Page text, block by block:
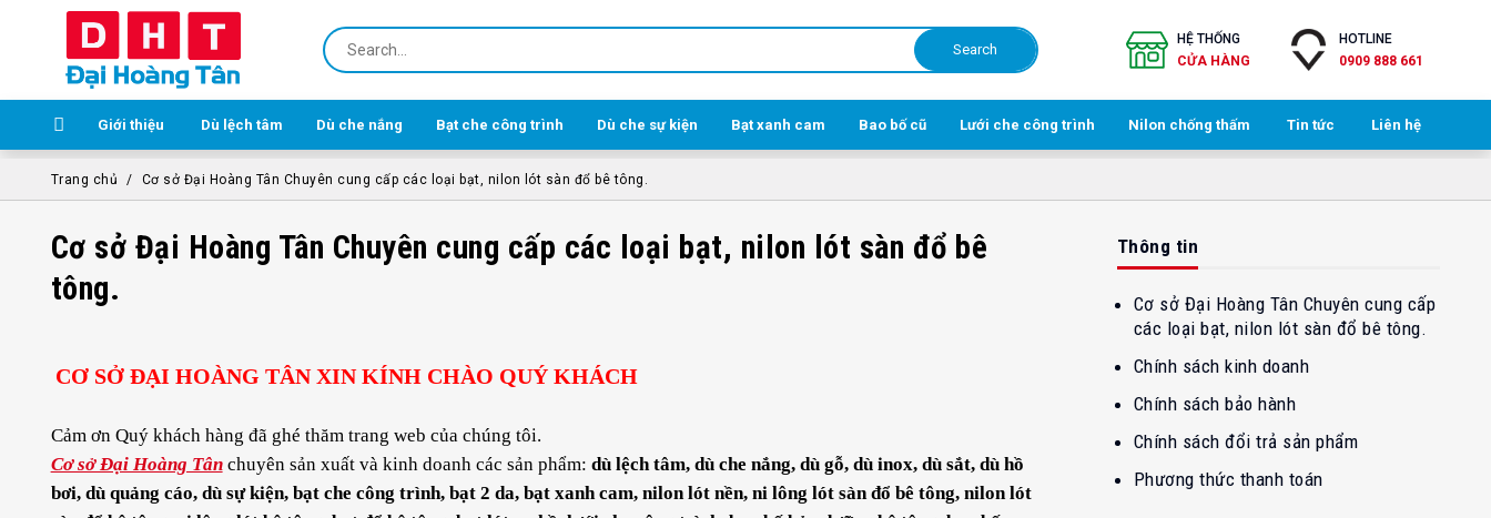
Search
HỆ THỐNG
CỬA HÀNG
HOTLINE
0909 888 661
Giới thiệu Dù lệch tâm Dù che nắng Bạt che công trình Dù che sự kiện Bạt xanh cam Bao bố cũ Lưới che công trình Nilon chống thấm Tin tức Liên hệ
Trang chủ Cơ sở Đại Hoàng Tân Chuyên cung cấp các loại bạt, nilon lót sàn đổ bê tông.
Cơ sở Đại Hoàng Tân Chuyên cung cấp các loại bạt, nilon lót sàn đổ bê
tông.
CƠ SỞ ĐẠI HOÀNG TÂN XIN KÍNH CHÀO QUÝ KHÁCH
Cảm ơn Quý khách hàng đã ghé thăm trang web của chúng tôi.
Cơ sở Đại Hoàng Tânchuyên sản xuất và kinh doanh các sản phẩm: dù lệch tâm, dù che nắng, dù gỗ, dù inox, dù sắt, dù hồ
bơi, dù quảng cáo, dù sự kiện, bạt che công trình, bạt 2 da, bạt xanh cam, nilon lót nền, ni lông lót sàn đổ bê tông, nilon lót
Thông tin
Cơ sở Đại Hoàng Tân Chuyên cung cấp
các loại bạt, nilon lót sàn đổ bê tông.
Chính sách kinh doanh
Chính sách bảo hành
Chính sách đổi trả sản phẩm
Phương thức thanh toán